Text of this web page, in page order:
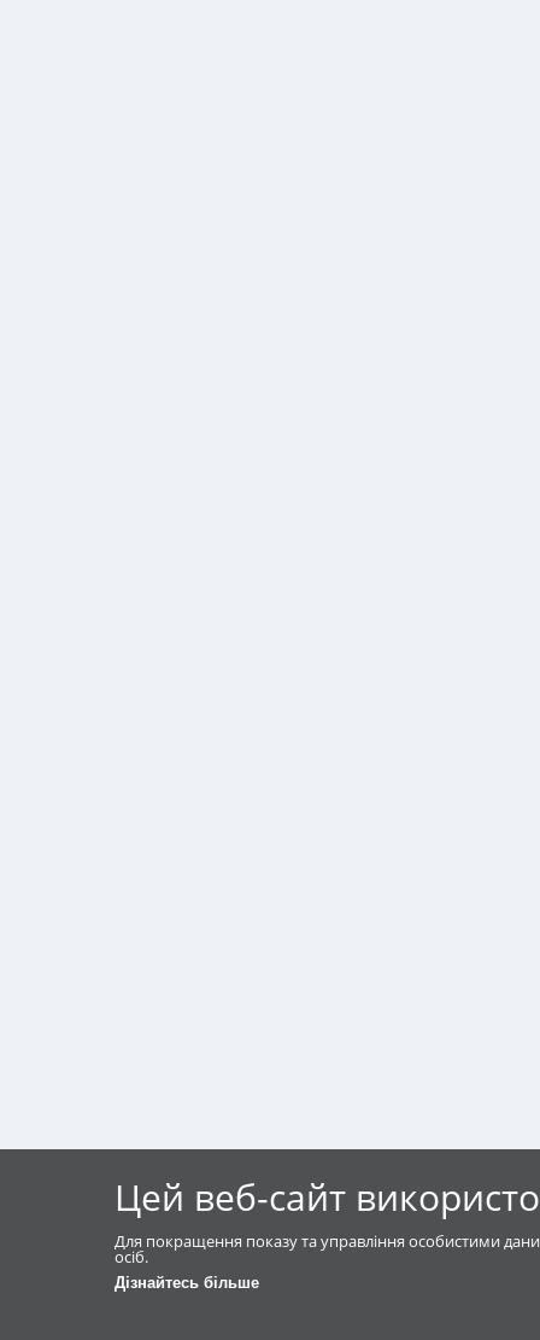
Цей веб-сайт
Для покращення показу та управління особистими
осіб.
Дізнайтесь більше